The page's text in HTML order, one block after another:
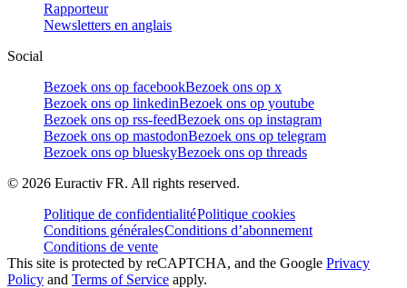
Rapporteur
Newsletters en anglais
Social
Bezoek ons op facebookBezoek ons op x
Bezoek ons op linkedinBezoek ons op youtube
Bezoek ons op rss-feedBezoek ons op instagram
Bezoek ons op mastodonBezoek ons op telegram
Bezoek ons op blueskyBezoek ons op threads
© 2026 Euractiv FR. All rights reserved.
Politique de confidentialitéPolitique cookies
Conditions généralesConditions d’abonnement
Conditions de vente
This site is protected by reCAPTCHA, and the Google Privacy
Policy and Terms of Service apply.